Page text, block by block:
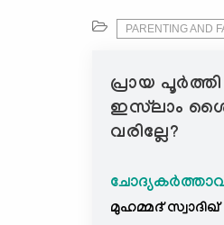
PARENTING AND
പ്രായ
ഇസ്‌ലാം
വരില്ലേ?
മുഹമ്മദ് സ്വാദിഖ്